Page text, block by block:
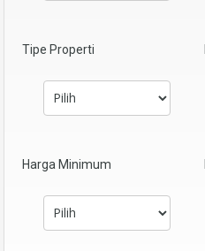
Tipe Properti
Harga Minimum